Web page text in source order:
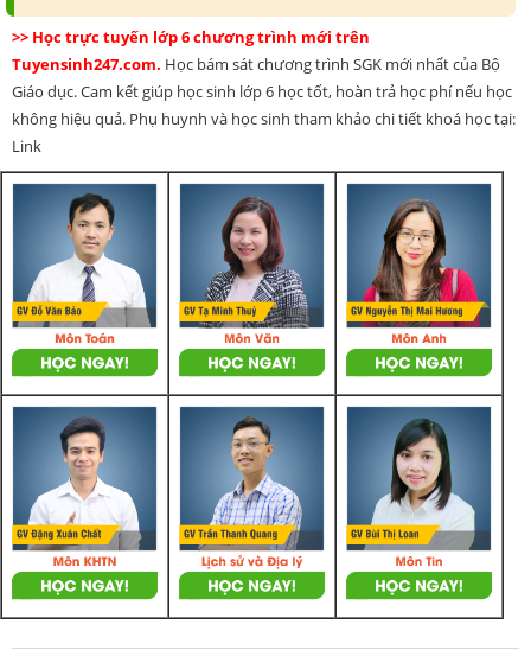
>> Học trực tuyến lớp 6 chương trình mới trên
Tuyensinh247.com. Học bám sát chương trình SGK mới nhất của Bộ
Giáo dục. Cam kết giúp học sinh lớp 6 học tốt, hoàn trả học phí nếu học
không hiệu quả. Phụ huynh và học sinh tham khảo chi tiết khoá học tại:
Link